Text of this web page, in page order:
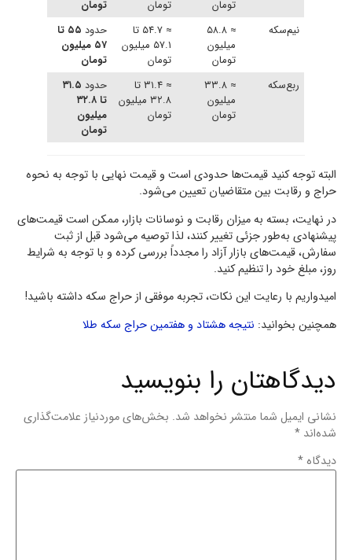
تومان تومان
تومان
نیم‌سکه
≈ ۵۸.۸
میلیون
تومان
≈ ۵۴.۷ تا
۵۷.۱ میلیون
تومان
حدود
۵۵ تا
۵۷ میلیون
تومان
ربع‌سکه
≈ ۳۳.۸
میلیون
تومان
≈ ۳۱.۴ تا
۳۲.۸ میلیون
تومان
حدود ۳۱.۵
تا ۳۲.۸
میلیون
تومان
البته توجه کنید قیمت‌ها حدودی است و قیمت نهایی با توجه به نحوه
حراج و رقابت بین متقاضیان تعیین می‌شود.
در نهایت، بسته به میزان رقابت و نوسانات بازار، ممکن است قیمت‌های
پیشنهادی به‌طور جزئی تغییر کنند، لذا توصیه می‌شود قبل از ثبت
سفارش، قیمت‌های بازار آزاد را مجدداً بررسی کرده و با توجه به شرایط
روز، مبلغ خود را تنظیم کنید.
امیدواریم با رعایت این نکات، تجربه موفقی از حراج سکه داشته باشید!
همچنین بخوانید: نتیجه هشتاد و هفتمین حراج سکه طلا
دیدگاهتان را بنویسید
نشانی ایمیل شما منتشر نخواهد شد. بخش‌های موردنیاز علامت‌گذاری
شده‌اند *
دیدگاه *